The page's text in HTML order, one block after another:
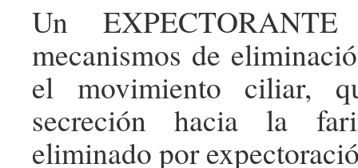
Un
mecanismos de
el movimiento ciliar,
secreción hacia la
eliminado por